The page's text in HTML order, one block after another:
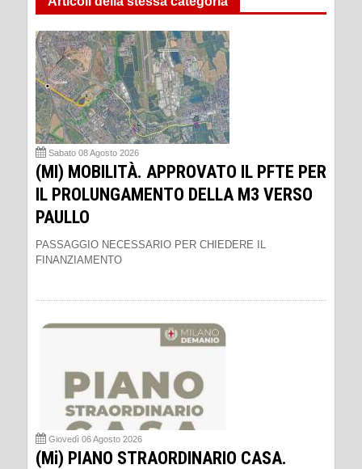
Sabato 08 Agosto 2026
(MI) MOBILITÀ. APPROVATO IL PFTE PER
IL PROLUNGAMENTO DELLA M3 VERSO
PAULLO
PASSAGGIO NECESSARIO PER CHIEDERE IL
FINANZIAMENTO
Giovedì 06 Agosto 2026
(Mi) PIANO STRAORDINARIO CASA.